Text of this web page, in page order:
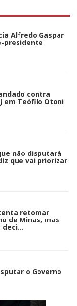
Alfredo Gaspar
presidente
contra
em Teófilo Otoni
não disputará
que vai priorizar
retomar
de Minas, mas
deci...
o Governo